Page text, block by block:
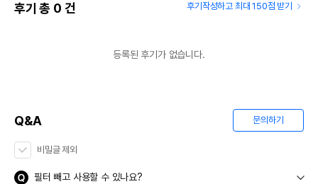
후기 총 0 건 후기작성하고 최대 150점 받기
등록된 후기가 없습니다.
Q&A 문의하기
비밀글 제외
필터 빼고 사용할 수 있나요?